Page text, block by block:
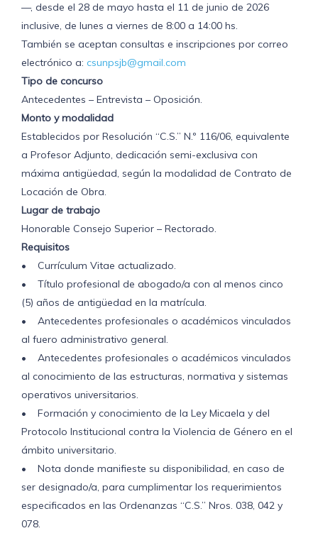
—, desde el 28 de mayo hasta el 11 de junio de 2026
inclusive, de lunes a viernes de 8:00 a 14:00 hs.
También se aceptan consultas e inscripciones por correo
electrónico a: csunpsjb@gmail.com
Tipo de concurso
Antecedentes – Entrevista – Oposición.
Monto y modalidad
Establecidos por Resolución “C.S.” N.º 116/06, equivalente
a Profesor Adjunto, dedicación semi-exclusiva con
máxima antigüedad, según la modalidad de Contrato de
Locación de Obra.
Lugar de trabajo
Honorable Consejo Superior – Rectorado.
Requisitos
• Currículum Vitae actualizado.
• Título profesional de abogado/a con al menos cinco
(5) años de antigüedad en la matrícula.
• Antecedentes profesionales o académicos vinculados
al fuero administrativo general.
• Antecedentes profesionales o académicos vinculados
al conocimiento de las estructuras, normativa y sistemas
operativos universitarios.
• Formación y conocimiento de la Ley Micaela y del
Protocolo Institucional contra la Violencia de Género en el
ámbito universitario.
• Nota donde manifieste su disponibilidad, en caso de
ser designado/a, para cumplimentar los requerimientos
especificados en las Ordenanzas “C.S.” Nros. 038, 042 y
078.